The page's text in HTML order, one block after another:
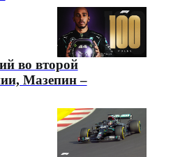
во второй
Мазепин –